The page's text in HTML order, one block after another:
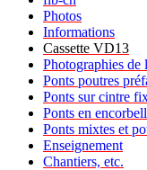
Photos
Informations
Cassette VD13
Photographies
Ponts poutres
Ponts sur cintre
Ponts en
Ponts mixtes et
Enseignement
Chantiers, etc.